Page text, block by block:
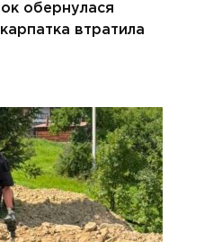
обернулася
втратила